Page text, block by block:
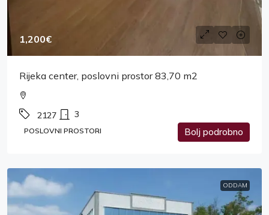
1,200€
Rijeka center, poslovni prostor 83,70 m2
2127 3
POSLOVNI PROSTORI Bolj podrobno
ODDAM